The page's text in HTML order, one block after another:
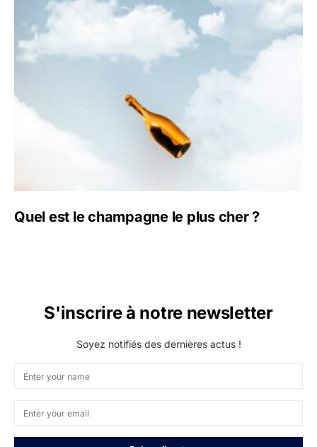
Quel est le champagne le plus cher ?
S'inscrire à notre newsletter
Soyez notifiés des dernières actus !